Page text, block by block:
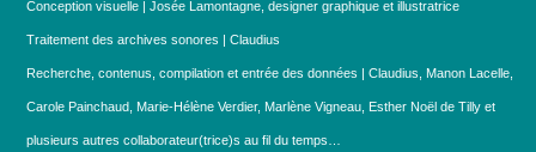
Conception visuelle | Josée Lamontagne, designer graphique et illustratrice
Traitement des archives sonores | Claudius
Recherche, contenus, compilation et entrée des données | Claudius, Manon Lacelle,
Carole Painchaud, Marie-Hélène Verdier, Marlène Vigneau, Esther Noël de Tilly et
plusieurs autres collaborateur(trice)s au fil du temps…